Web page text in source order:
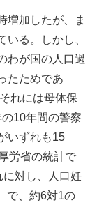
増加したが、ま
いる。しかし、
わが国の人口過
たためであ
れには母体保
10年間の警察
いずれも15
労省の統計で
対し、人口妊
で、約6対1の